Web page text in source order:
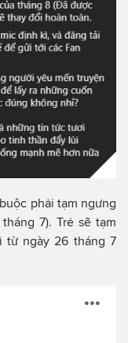
phải tạm ngưng
7). Trẻ sẽ tạm
từ ngày 26 tháng 7